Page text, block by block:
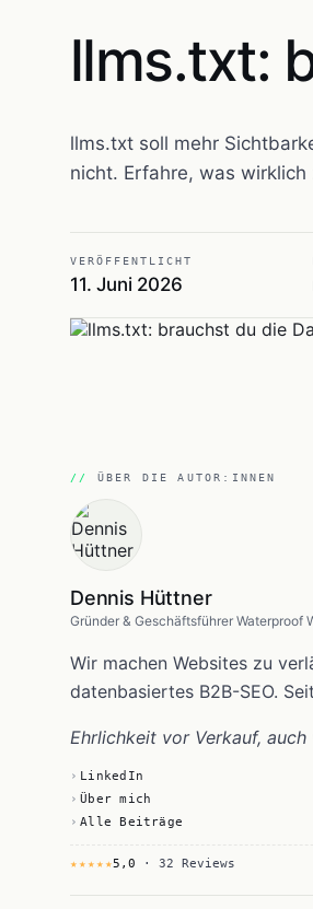
llms.txt:
llms.txt soll mehr
nicht. Erfahre, was
VERÖFFENTLICHT
11. Juni 2026
ÜBER DIE AUTOR:INNEN
Dennis Hüttner
Gründer & Geschäftsführer Waterproof
Wir machen Websites zu
datenbasiertes B2B-SEO.
Ehrlichkeit vor Verkauf,
LinkedIn
Über mich
Alle Beiträge
★★★★★5,0 · 32 Reviews